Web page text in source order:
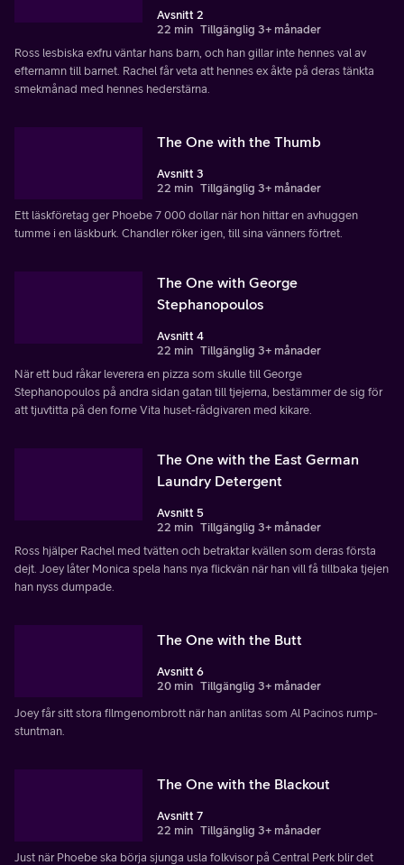
Avsnitt 2
22 min Tillgänglig 3+ månader
Ross lesbiska exfru väntar hans barn, och han gillar inte hennes val av
efternamn till barnet. Rachel får veta att hennes ex åkte på deras tänkta
smekmånad med hennes hederstärna.
The One with the Thumb
Avsnitt 3
22 min Tillgänglig 3+ månader
Ett läskföretag ger Phoebe 7 000 dollar när hon hittar en avhuggen
tumme i en läskburk. Chandler röker igen, till sina vänners förtret.
The One with George
Stephanopoulos
Avsnitt 4
22 min Tillgänglig 3+ månader
När ett bud råkar leverera en pizza som skulle till George
Stephanopoulos på andra sidan gatan till tjejerna, bestämmer de sig för
att tjuvtitta på den forne Vita huset-rådgivaren med kikare.
The One with the East German
Laundry Detergent
Avsnitt 5
22 min Tillgänglig 3+ månader
Ross hjälper Rachel med tvätten och betraktar kvällen som deras första
dejt. Joey låter Monica spela hans nya flickvän när han vill få tillbaka tjejen
han nyss dumpade.
The One with the Butt
Avsnitt 6
20 min Tillgänglig 3+ månader
Joey får sitt stora filmgenombrott när han anlitas som Al Pacinos rump-
stuntman.
The One with the Blackout
Avsnitt 7
22 min Tillgänglig 3+ månader
Just när Phoebe ska börja sjunga usla folkvisor på Central Perk blir det